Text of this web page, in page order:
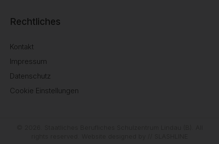
Rechtliches
Kontakt
Impressum
Datenschutz
Cookie Einstellungen